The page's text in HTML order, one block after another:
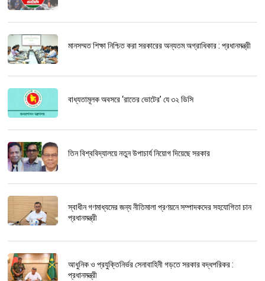
মানসম্মত শিক্ষা নিশ্চিত করা সরকারের অন্যতম অগ্রাধিকার : প্রধানমন্ত্রী
বাধ্যতামূলক অবসরে ‘রাতের ভোটের’ যে ৩২ ডিসি
তিন বিশ্ববিদ্যালয়ে নতুন উপাচার্য নিয়োগ দিয়েছে সরকার
স্বাধীন গণমাধ্যমের জন্য নীতিমালা প্রণয়নে সম্পাদকদের সহযোগিতা চান
প্রধানমন্ত্রী
আধুনিক ও প্রযুক্তিনির্ভর সেনাবাহিনী গড়তে সরকার বদ্ধপরিকর :
প্রধানমন্ত্রী